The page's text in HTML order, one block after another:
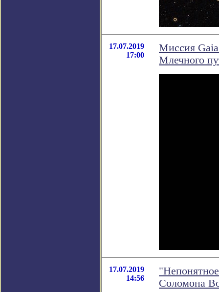
17.07.2019
17:00
Миссия Gaia
Млечного
17.07.2019
14:56
Соломона